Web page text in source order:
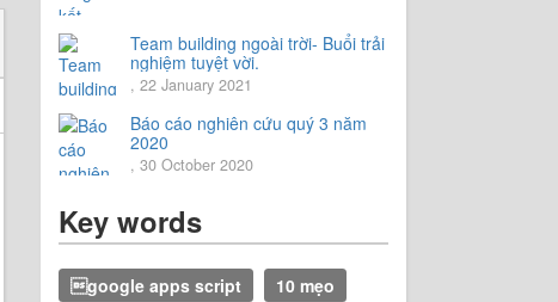
Team building ngoài trời- Buổi trải
nghiệm tuyệt vời.
, 22 January 2021
Báo cáo nghiên cứu quý 3 năm
2020
, 30 October 2020
Key words
google apps script
10 mẹo